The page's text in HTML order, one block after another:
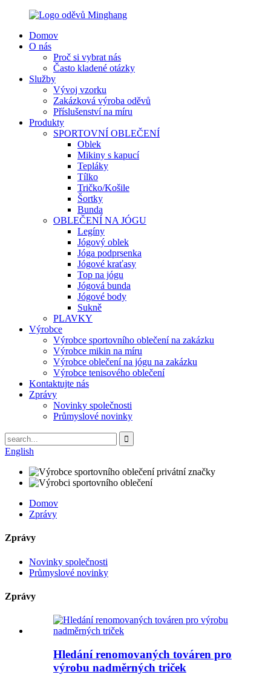
Domov
O nás
Proč si vybrat nás
Často kladené otázky
Služby
Vývoj vzorku
Zakázková výroba oděvů
Příslušenství na míru
Produkty
SPORTOVNÍ OBLEČENÍ
Oblek
Mikiny s kapucí
Tepláky
Tílko
Tričko/Košile
Šortky
Bunda
OBLEČENÍ NA JÓGU
Legíny
Jógový oblek
Jóga podprsenka
Jógové kraťasy
Top na jógu
Jógová bunda
Jógové body
Sukně
PLAVKY
Výrobce
Výrobce sportovního oblečení na zakázku
Výrobce mikin na míru
Výrobce oblečení na jógu na zakázku
Výrobce tenisového oblečení
Kontaktujte nás
Zprávy
Novinky společnosti
Průmyslové novinky
English
Domov
Zprávy
Zprávy
Novinky společnosti
Průmyslové novinky
Zprávy
Hledání renomovaných továren pro
výrobu nadměrných triček